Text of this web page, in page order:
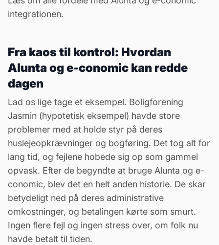
integrationen.
Fra kaos til kontrol: Hvordan
Alunta og e-conomic kan redde
dagen
Lad os lige tage et eksempel. Boligforening
Jasmin (hypotetisk eksempel) havde store
problemer med at holde styr på deres
huslejeopkrævninger og bogføring. Det tog alt for
lang tid, og fejlene hobede sig op som gammel
opvask. Efter de begyndte at bruge Alunta og e-
conomic, blev det en helt anden historie. De skar
betydeligt ned på deres administrative
omkostninger, og betalingen kørte som smurt.
Ingen flere fejl og ingen stress over, om folk nu
havde betalt til tiden.